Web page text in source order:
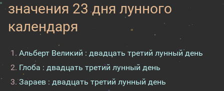
значения 23 дня лунного
календаря
Альберт Великий : двадцать третий лунный день
Глоба : двадцать третий лунный день
Зараев : двадцать третий лунный день